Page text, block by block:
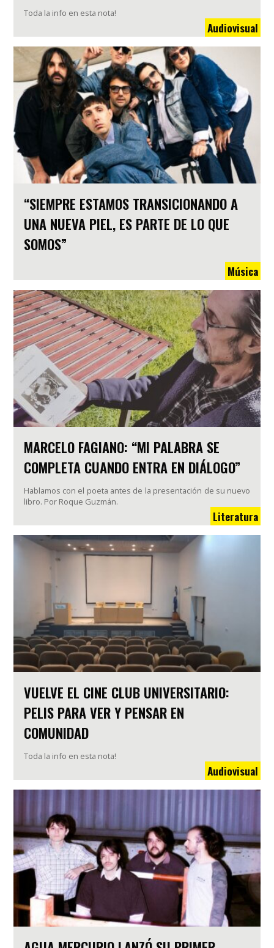
Toda la info en esta nota!
Audiovisual
“SIEMPRE ESTAMOS TRANSICIONANDO A
UNA NUEVA PIEL, ES PARTE DE LO QUE
SOMOS”
Música
MARCELO FAGIANO: “MI PALABRA SE
COMPLETA CUANDO ENTRA EN DIÁLOGO”
Hablamos con el poeta antes de la presentación de su nuevo
libro. Por Roque Guzmán.
Literatura
VUELVE EL CINE CLUB UNIVERSITARIO:
PELIS PARA VER Y PENSAR EN
COMUNIDAD
Toda la info en esta nota!
Audiovisual